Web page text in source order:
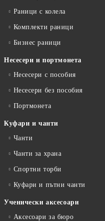
Раници с колела
Комплекти раници
Бизнес раници
Несесери и портмонета
Несесери с пособия
Несесери без пособия
Портмонета
Куфари и чанти
Чанти
Чанти за храна
Спортни торби
Куфари и пътни чанти
Ученически аксесоари
Аксесоари за бюро